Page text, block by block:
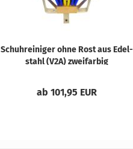
Schuh­rei­ni­ger ohne Rost aus Edel­
stahl (V2A) zwei­far­big
ab 101,95 EUR